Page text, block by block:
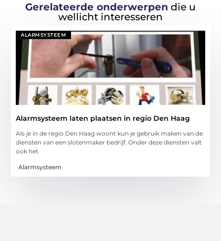
Gerelateerde onderwerpen die u
wellicht interesseren
ALARMSYSTEEM
Alarmsysteem laten plaatsen in regio Den Haag
Als je in de regio Den Haag woont kun je gebruik maken van de
diensten van een slotenmaker bedrijf. Onder deze diensten valt
ook het
Alarmsysteem